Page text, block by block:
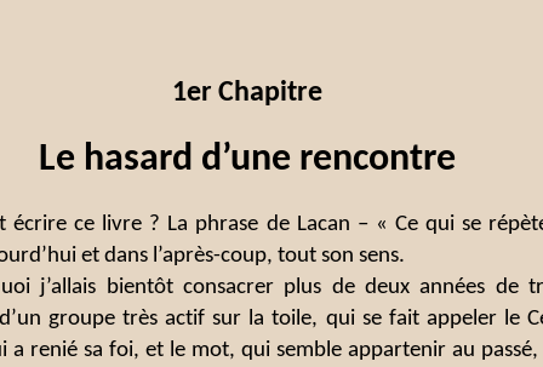
1er Chapitre
Le hasard d’une rencontre
écrire ce livre ? La phrase de Lacan – « Ce qui se
et dans l’après-coup, tout son sens.
j’allais bientôt consacrer plus de deux années
groupe très actif sur la toile, qui se fait appeler le
a renié sa foi, et le mot, qui semble appartenir au